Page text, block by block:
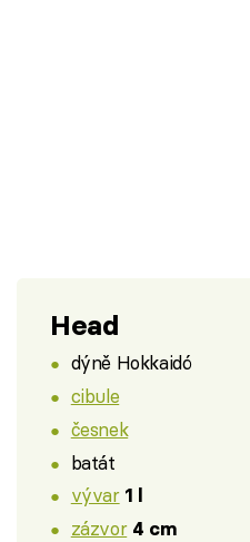
Head
dýně Hokkaidó
cibule
česnek
batát
vývar 1 l
zázvor 4 cm